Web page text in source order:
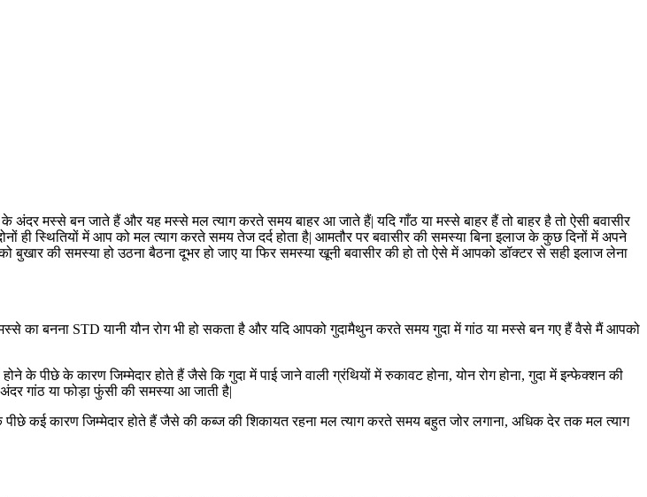
अंदर मस्से बन जाते हैं और यह मस्से मल त्याग करते समय बाहर आ जाते हैं| यदि गाँठ या मस्से बाहर हैं तो बाहर है तो ऐसी बवासीर
ही स्थितियों में आप को मल त्याग करते समय तेज दर्द होता है| आमतौर पर बवासीर की समस्या बिना इलाज के कुछ दिनों में अपने
की समस्या हो उठना बैठना दूभर हो जाए या फिर समस्या खूनी बवासीर की हो तो ऐसे में आपको डॉक्टर से सही इलाज लेना
का बनना STD यानी यौन रोग भी हो सकता है और यदि आपको गुदामैथुन करते समय गुदा में गांठ या मस्से बन गए हैं वैसे मैं आपको
के पीछे के कारण जिम्मेदार होते हैं जैसे कि गुदा में पाई जाने वाली ग्रंथियों में रुकावट होना, योन रोग होना, गुदा में इन्फेक्शन की
गांठ या फोड़ा फुंसी की समस्या आ जाती है|
कई कारण जिम्मेदार होते हैं जैसे की कब्ज की शिकायत रहना मल त्याग करते समय बहुत जोर लगाना, अधिक देर तक मल त्याग